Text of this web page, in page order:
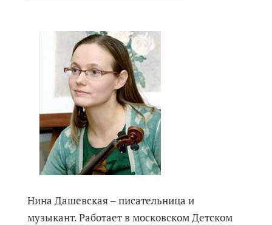
Нина Дашевская ‒ писательница и
музыкант. Работает в московском Детском